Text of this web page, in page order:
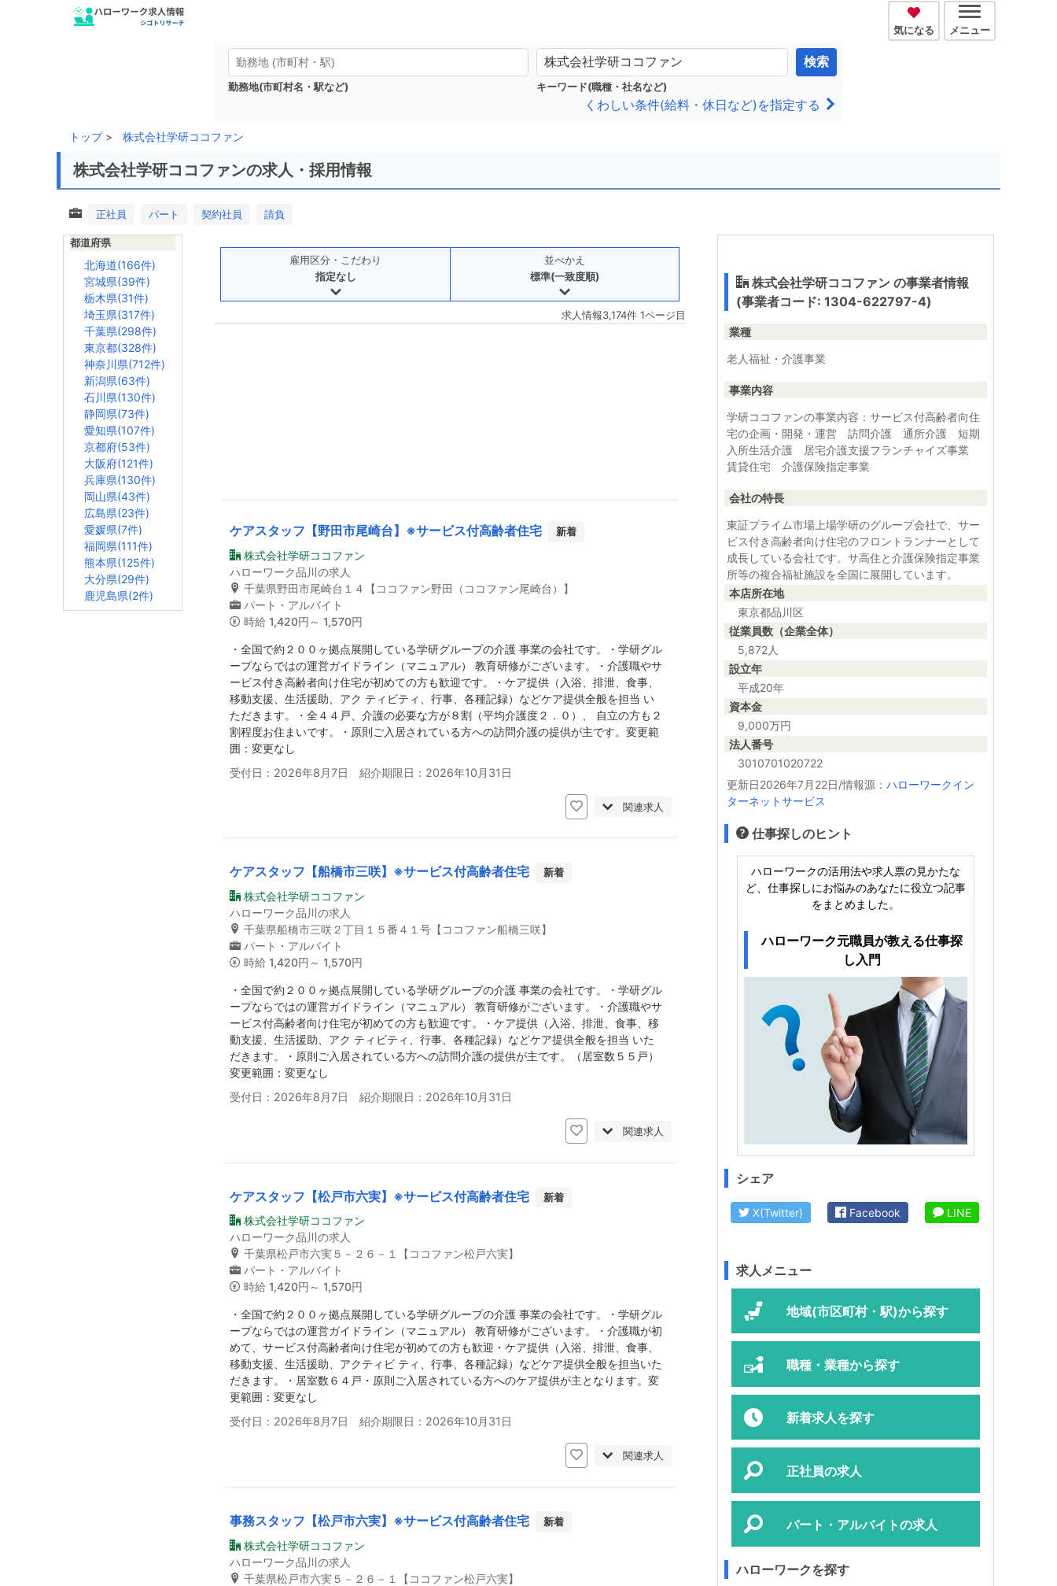
気になる メニュー
勤務地(市町村名・駅など) キーワード(職種・社名など)
検索
くわしい条件(給料・休日など)を指定する
トップ 株式会社学研ココファン
株式会社学研ココファンの求人・採用情報
正社員 パート 契約社員 請負
都道府県
北海道(166件)
宮城県(39件)
栃木県(31件)
埼玉県(317件)
千葉県(298件)
東京都(328件)
神奈川県(712件)
新潟県(63件)
石川県(130件)
静岡県(73件)
愛知県(107件)
京都府(53件)
大阪府(121件)
兵庫県(130件)
岡山県(43件)
広島県(23件)
愛媛県(7件)
福岡県(111件)
熊本県(125件)
大分県(29件)
鹿児島県(2件)
雇用区分・こだわり
指定なし
並べかえ
標準(一致度順)
求人情報3,174件 1ページ目
ケアスタッフ【野田市尾崎台】※サービス付高齢者住宅 新着
株式会社学研ココファン
ハローワーク品川の求人
千葉県野田市尾崎台１４【ココファン野田（ココファン尾崎台）】
パート・アルバイト
時給 1,420円～ 1,570円
・全国で約２００ヶ拠点展開している学研グループの介護 事業の会社です。・学研グル
ープならではの運営ガイドライン（マニュアル） 教育研修がございます。・介護職やサ
ービス付き高齢者向け住宅が初めての方も歓迎です。・ケア提供（入浴、排泄、食事、
移動支援、生活援助、アク ティビティ、行事、各種記録）などケア提供全般を担当 い
ただきます。・全４４戸、介護の必要な方が８割（平均介護度２．０）、 自立の方も２
割程度お住まいです。・原則ご入居されている方への訪問介護の提供が主です。変更範
囲：変更なし
受付日：2026年8月7日 紹介期限日：2026年10月31日
関連求人
ケアスタッフ【船橋市三咲】※サービス付高齢者住宅 新着
株式会社学研ココファン
ハローワーク品川の求人
千葉県船橋市三咲２丁目１５番４１号【ココファン船橋三咲】
パート・アルバイト
時給 1,420円～ 1,570円
・全国で約２００ヶ拠点展開している学研グループの介護 事業の会社です。・学研グル
ープならではの運営ガイドライン（マニュアル） 教育研修がございます。・介護職やサ
ービス付高齢者向け住宅が初めての方も歓迎です。・ケア提供（入浴、排泄、食事、移
動支援、生活援助、アク ティビティ、行事、各種記録）などケア提供全般を担当 いた
だきます。・原則ご入居されている方への訪問介護の提供が主です。（居室数５５戸）
変更範囲：変更なし
受付日：2026年8月7日 紹介期限日：2026年10月31日
関連求人
ケアスタッフ【松戸市六実】※サービス付高齢者住宅 新着
株式会社学研ココファン
ハローワーク品川の求人
千葉県松戸市六実５－２６－１【ココファン松戸六実】
パート・アルバイト
時給 1,420円～ 1,570円
・全国で約２００ヶ拠点展開している学研グループの介護 事業の会社です。・学研グル
ープならではの運営ガイドライン（マニュアル） 教育研修がございます。・介護職が初
めて、サービス付高齢者向け住宅が初めての方も歓迎・ケア提供（入浴、排泄、食事、
移動支援、生活援助、アクティビ ティ、行事、各種記録）などケア提供全般を担当いた
だきます。・居室数６４戸・原則ご入居されている方へのケア提供が主となります。変
更範囲：変更なし
受付日：2026年8月7日 紹介期限日：2026年10月31日
関連求人
事務スタッフ【松戸市六実】※サービス付高齢者住宅 新着
株式会社学研ココファン
ハローワーク品川の求人
千葉県松戸市六実５－２６－１【ココファン松戸六実】
株式会社学研ココファン の事業者情報
(事業者コード: 1304-622797-4)
業種
老人福祉・介護事業
事業内容
学研ココファンの事業内容：サービス付高齢者向住
宅の企画・開発・運営 訪問介護 通所介護 短期
入所生活介護 居宅介護支援フランチャイズ事業
賃貸住宅 介護保険指定事業
会社の特長
東証プライム市場上場学研のグループ会社で、サー
ビス付き高齢者向け住宅のフロントランナーとして
成長している会社です。サ高住と介護保険指定事業
所等の複合福祉施設を全国に展開しています。
本店所在地
東京都品川区
従業員数（企業全体）
5,872人
設立年
平成20年
資本金
9,000万円
法人番号
3010701020722
更新日2026年7月22日/情報源： ハローワークイン
ターネットサービス
仕事探しのヒント
ハローワークの活用法や求人票の見かたな
ど、仕事探しにお悩みのあなたに役立つ記事
をまとめました。
ハローワーク元職員が教える仕事探
し入門
シェア
X(Twitter) Facebook LINE
求人メニュー
地域(市区町村・駅)から探す
職種・業種から探す
新着求人を探す
正社員の求人
パート・アルバイトの求人
ハローワークを探す